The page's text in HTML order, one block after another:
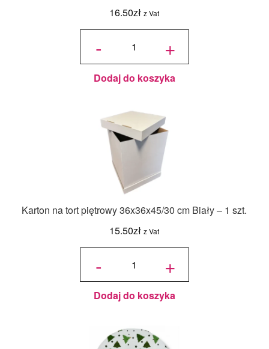
16.50zł z Vat
-
ilość
olejowy
Food
Colours -
Zielony
Butelkowy
+
Dodaj do koszyka
Karton na tort piętrowy 36x36x45/30 cm Biały – 1 szt.
15.50zł z Vat
-
ilość Karton
36x36x45/30
cm Biały - 1
szt. +
Dodaj do koszyka